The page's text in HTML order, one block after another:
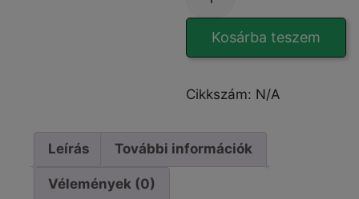
iPhone
mennyiség
Kosárba teszem
Cikkszám: N/A
Leírás További információk
Vélemények (0)